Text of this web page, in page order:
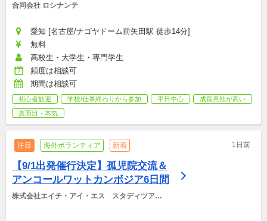
合同会社 ロシナンテ
愛知 [名古屋/ナゴヤドーム前矢田駅 徒歩14分]
無料
高校生・大学生・専門学生
頻度は相談可
期間は相談可
初心者歓迎 学校/仕事終わりから参加 平日中心
成長意欲が高い
真面目・本気
注目 海外ボランティア 新着 1日前
【9/1出発催行決定】孤児院交流＆
アンコールワットカンボジア6日間
株式会社エイチ・アイ・エス　スタディツアー